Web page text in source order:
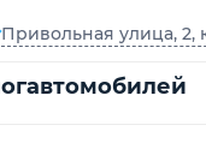
Привольная улица, 2,
автомобилей